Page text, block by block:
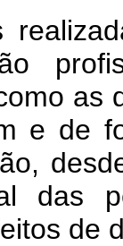
as
e de
das
de